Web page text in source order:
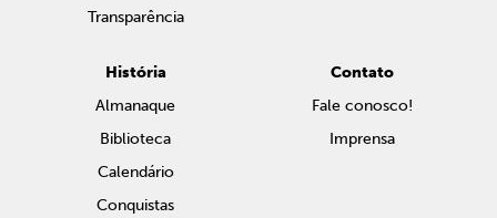
Transparência
História
Almanaque
Biblioteca
Calendário
Conquistas
Contato
Fale conosco!
Imprensa